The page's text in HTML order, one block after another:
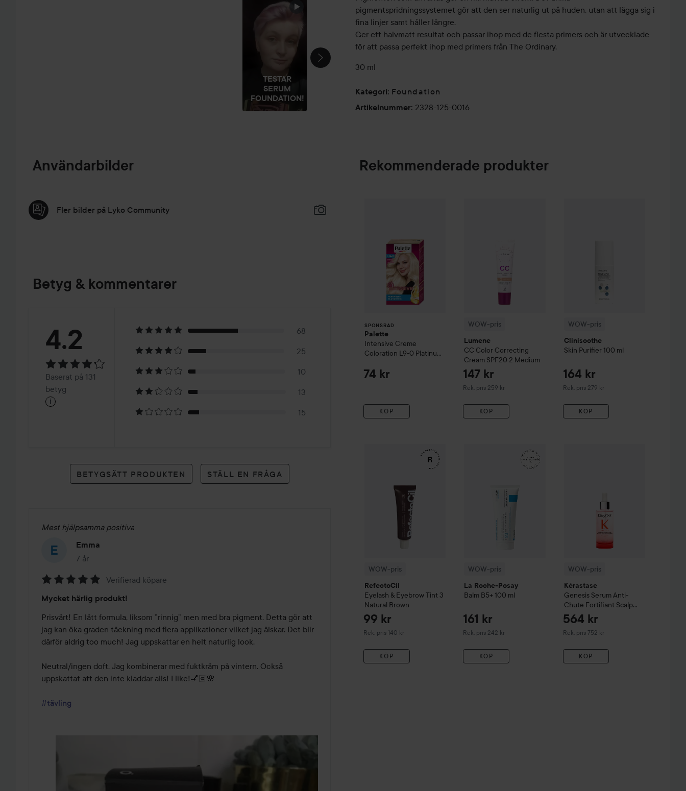
TESTAR
SERUM
FOUNDATION!
Användarbilder
Fler bilder på Lyko Community
Betyg & kommentarer
Betyg:
4.2Baserat
på
betyg
4.2
Baserat på 131
betyg
i
68
25
10
13
15
BETYGSÄTT PRODUKTEN STÄLL EN FRÅGA
Mest hjälpsamma positiva
Emma
7 år
Inlägget skapades 7 år
5
av
5
Verifierad köpare
Mycket härlig produkt!
Prisvärt! En lätt formula, liksom ”rinnig” men med bra pigment. Detta gör att
jag kan öka graden täckning med flera applikationer vilket jag älskar. Det blir
därför aldrig too much! Jag uppskattar en helt naturlig look.
Neutral/ingen doft. Jag kombinerar med fuktkräm på vintern. Också
uppskattat att den inte kladdar alls! I like!💅🏻🌸
#tävling
pigmentspridningssystemet gör att den ser naturlig ut på huden, utan att lägga sig i
fina linjer samt håller längre.
Ger ett halvmatt resultat och passar ihop med de flesta primers och är utvecklade
för att passa perfekt ihop med primers från The Ordinary.
30 ml
Kategori: Foundation
Artikelnummer: 2328-125-0016
Rekommenderade produkter
SPONSRAD
Palette
Intensive Creme
Coloration L9-0 Platinum
74 kr
KÖP
WOW-pris
Lumene
CC Color Correcting
Cream SPF20 2 Medium
147 kr
Rek. pris 259 kr
Rekommenderat pris 259 kr
KÖP
WOW-pris
Clinisoothe
Skin Purifier 100 ml
164 kr
Rek. pris 279 kr
Rekommenderat pris 279 kr
KÖP
WOW-pris
RefectoCil
Eyelash & Eyebrow Tint 3
Natural Brown
99 kr
Rek. pris 140 kr
Rekommenderat pris 140 kr
KÖP
RefectoCilEyelash & Eyebrow Tint 3 Natural Brown
WOW-pris
La Roche-Posay
Balm B5+ 100 ml
161 kr
Rek. pris 242 kr
Rekommenderat pris 242 kr
KÖP
La Roche-Posay
WOW-pris
Kérastase
Genesis Serum Anti-
Chute Fortifiant Scalp
Serum 90 ml
564 kr
Rek. pris 752 kr
Rekommenderat pris 752 kr
KÖP